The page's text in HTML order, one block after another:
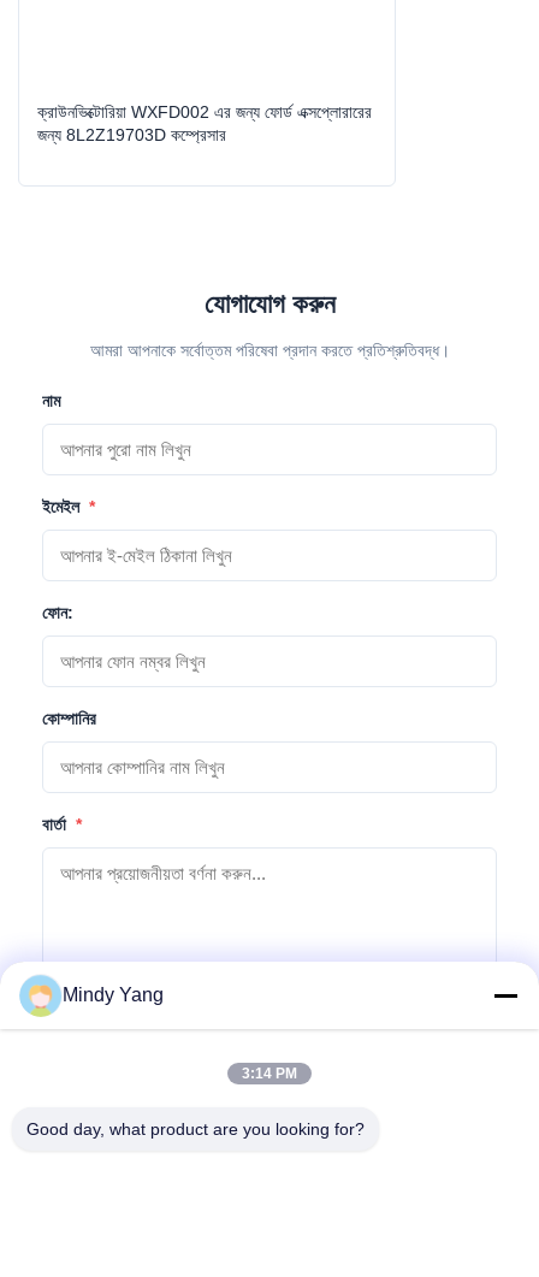
ক্রাউনভিক্টোরিয়া WXFD002 এর জন্য ফোর্ড এক্সপ্লোরারের
জন্য 8L2Z19703D কম্প্রেসার
যোগাযোগ করুন
আমরা আপনাকে সর্বোত্তম পরিষেবা প্রদান করতে প্রতিশ্রুতিবদ্ধ।
নাম
ইমেইল *
ফোন:
কোম্পানির
বার্তা *
Mindy Yang
3:14 PM
Good day, what product are you looking for?